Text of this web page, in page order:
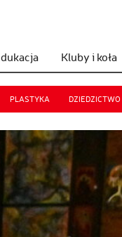
Kluby i koła
PLASTYKA DZIEDZICTWO